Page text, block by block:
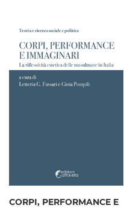
CORPI, PERFORMANCE E